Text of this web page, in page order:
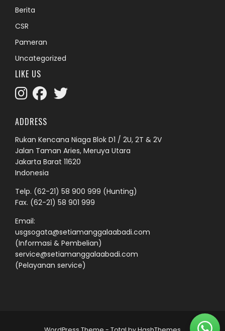
Berita
CSR
Pameran
Uncategorized
LIKE US
ADDRESS
Rukan Kencana Niaga Blok D1 / 2U, 2T & 2V
Jalan Taman Aries, Meruya Utara
Jakarta Barat 11620
Indonesia
Telp. (62-21) 58 900 999 (Hunting)
Fax. (62-21) 58 901 999
Email:
usgsogata@setiamanggalaabadi.com
(Informasi & Pembelian)
service@setiamanggalaabadi.com
(Pelayanan service)